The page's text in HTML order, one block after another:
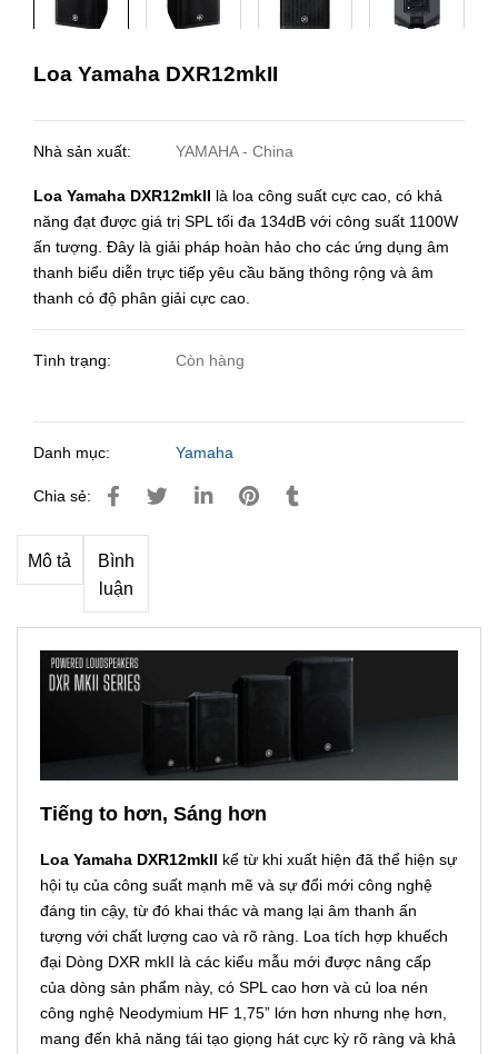
Loa Yamaha DXR12mkII
Nhà sản xuất: YAMAHA - China
Loa Yamaha DXR12mkII là loa công suất cực cao, có khả
năng đạt được giá trị SPL tối đa 134dB với công suất 1100W
ấn tượng. Đây là giải pháp hoàn hảo cho các ứng dụng âm
thanh biểu diễn trực tiếp yêu cầu băng thông rộng và âm
thanh có độ phân giải cực cao.
Tình trạng: Còn hàng
Danh mục: Yamaha
Chia sẻ:
Mô tả
Bình
luận
Tiếng to hơn, Sáng hơn
Loa Yamaha DXR12mkII kể từ khi xuất hiện đã thể hiện sự
hội tụ của công suất mạnh mẽ và sự đổi mới công nghệ
đáng tin cậy, từ đó khai thác và mang lại âm thanh ấn
tượng với chất lượng cao và rõ ràng. Loa tích hợp khuếch
đại Dòng DXR mkII là các kiểu mẫu mới được nâng cấp
của dòng sản phẩm này, có SPL cao hơn và củ loa nén
công nghệ Neodymium HF 1,75” lớn hơn nhưng nhẹ hơn,
mang đến khả năng tái tạo giọng hát cực kỳ rõ ràng và khả